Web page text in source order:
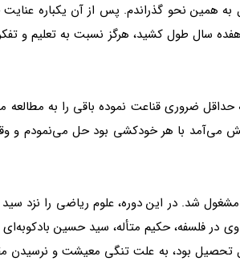
به همین نحو گذراندم. پس از آن یکباره
سال طول کشید، هرگز نسبت به تعلیم و
ضروری قناعت نموده باقی را به مطالعه
می‌آمد با هر خودکشی بود حل می‌نمودم و
شد. در این دوره، علوم ریاضی را نزد سید
فلسفه، حکیم متأله، سید حسین بادکوبه‌ای
بود، به علت تنگی معیشت و نرسیدن